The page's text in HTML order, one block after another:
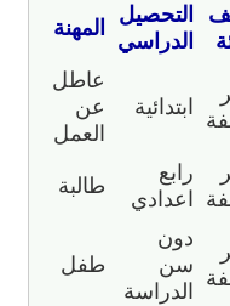
التحصيل
الدراسي
المهنة
ابتدائية
عاطل
عن
العمل
رابع
اعدادي
طالبة
دون
سن
الدراسة
طفل